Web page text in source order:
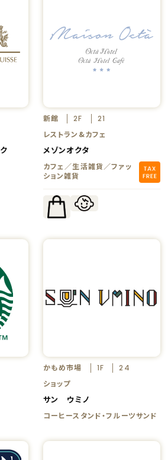
新館 2F
21
レストラン&カフェ
メゾンオクタ
カフェ／生活雑貨／ファッ
ション雑貨
かもめ市場 1F
24
ショップ
サン ウミノ
コーヒースタンド・フルーツサンド